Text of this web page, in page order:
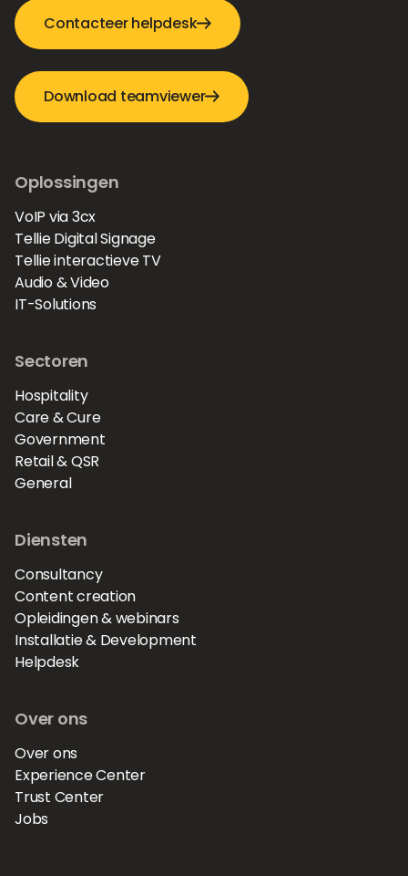
Contacteer helpdesk
Download teamviewer
Oplossingen
VoIP via 3cx
Tellie Digital Signage
Tellie interactieve TV
Audio & Video
IT-Solutions
Sectoren
Hospitality
Care & Cure
Government
Retail & QSR
General
Diensten
Consultancy
Content creation
Opleidingen & webinars
Installatie & Development
Helpdesk
Over ons
Over ons
Experience Center
Trust Center
Jobs